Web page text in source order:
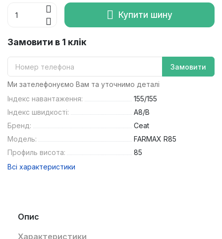
Купити шину
Замовити в 1 клік
Замовити
Ми зателефонуємо Вам та уточнимо деталі
Індекс навантаження:
155/155
Індекс швидкості:
A8/B
Бренд:
Ceat
Модель:
FARMAX R85
Профиль висота:
85
Всі характеристики
Опис
Характеристики